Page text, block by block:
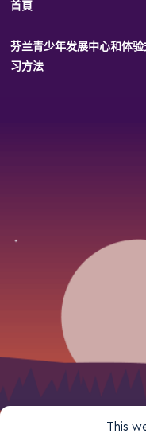
This
首頁
芬兰青少年发展中心和体验
习方法